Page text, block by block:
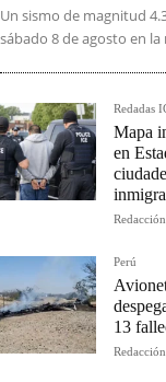
Un sismo de magnitud
sábado 8 de agosto en la
Redadas
Mapa
en
Perú
13